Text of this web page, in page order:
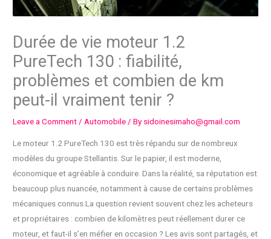
Durée de vie moteur 1.2
PureTech 130 : fiabilité,
problèmes et combien de km
peut-il vraiment tenir ?
Leave a Comment / Automobile / Bysidoinesimaho@gmail.com
Le moteur 1.2 PureTech 130 est très répandu sur de nombreux
modèles du groupe Stellantis. Sur le papier, il est moderne,
économique et agréable à conduire. Dans la réalité, sa réputation est
beaucoup plus nuancée, notamment à cause de certains problèmes
mécaniques connus.La question revient souvent chez les acheteurs
et propriétaires : combien de kilomètres peut réellement durer ce
moteur, et faut-il s’en méfier en occasion ? Les avis sont partagés, et